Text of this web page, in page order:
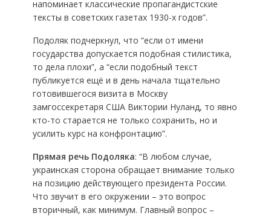
напоминает классические пропагандистские
тексты в советских газетах 1930-х годов”.
Подоляк подчеркнул, что “если от имени
государства допускается подобная стилистика,
то дела плохи”, а “если подобный текст
публикуется ещё и в день начала тщательно
готовившегося визита в Москву
замгоссекретаря США Виктории Нуланд, то явно
кто-то старается не только сохранить, но и
усилить курс на конфронтацию”.
Прямая речь Подоляка: “В любом случае,
украинская сторона обращает внимание только
на позицию действующего президента России.
Что звучит в его окружении – это вопрос
вторичный, как минимум. Главный вопрос –